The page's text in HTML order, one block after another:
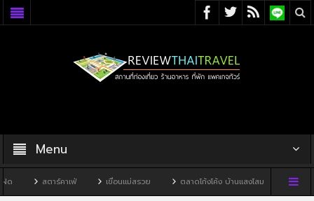
Menu
สตาร์คาเฟ่ เขื่อนแม่สรวย ตลาดโก้งโค้ง บ้านแสงโสม ทิวผาค